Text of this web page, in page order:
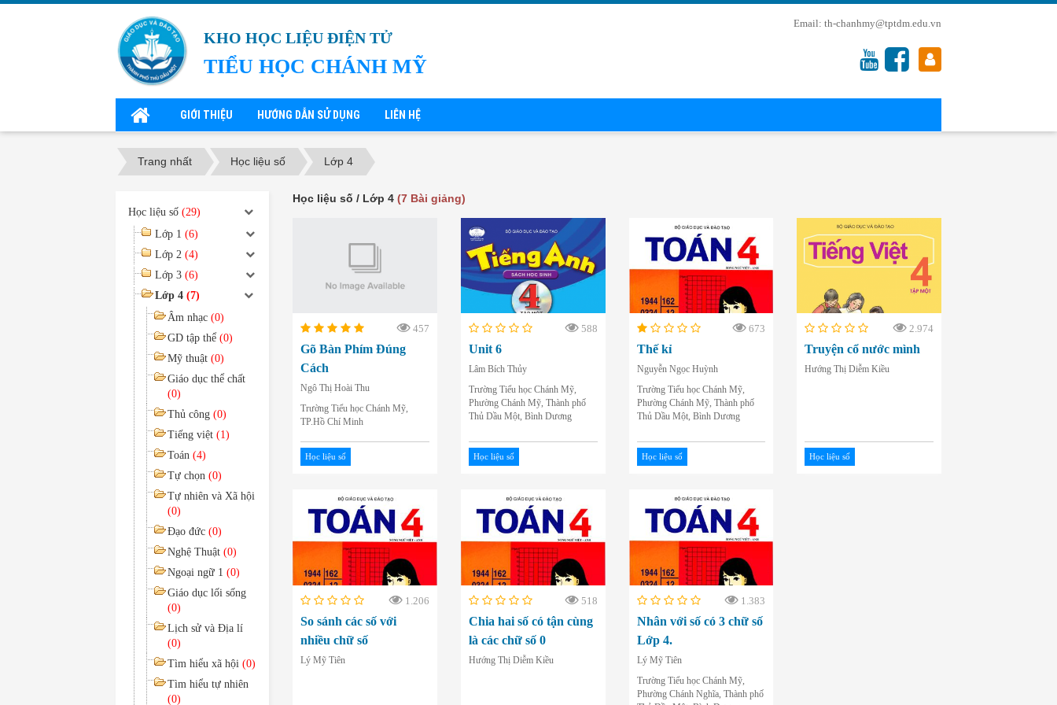
KHO HỌC LIỆU ĐIỆN TỬ
TIỂU HỌC CHÁNH MỸ
GIỚI THIỆU HƯỚNG DẪN SỬ DỤNG LIÊN HỆ
th-chanhmy@tptdm.edu.vn
Trang nhất Học liệu số Lớp 4
Học liệu số / Lớp 4 (7 Bài giảng)
457
Gõ Bàn Phím Đúng
Cách
Ngô Thị Hoài Thu
Trường Tiểu học Chánh Mỹ,
TP.Hồ Chí Minh
Học liệu số
588
Unit 6
Lâm Bích Thủy
Trường Tiểu học Chánh Mỹ,
Phường Chánh Mỹ, Thành phố
Thủ Dầu Một, Bình Dương
Học liệu số
673
Thế kỉ
Nguyễn Ngọc Huỳnh
Trường Tiểu học Chánh Mỹ,
Phường Chánh Mỹ, Thành phố
Thủ Dầu Một, Bình Dương
Học liệu số
2.974
Truyện cổ nước mình
Hướng Thị Diễm Kiều
Học liệu số
1.206
So sánh các số với
nhiều chữ số
Lý Mỹ Tiên
518
Chia hai số có tận cùng
là các chữ số 0
Hướng Thị Diễm Kiều
1.383
Nhân với số có 3 chữ số
Lớp 4.
Lý Mỹ Tiên
Trường Tiểu học Chánh Mỹ,
Phường Chánh Nghĩa, Thành phố
Học liệu số (29)
Lớp 1 (6)
Lớp 2 (4)
Lớp 3 (6)
Lớp 4 (7)
Âm nhạc (0)
GD tập thể (0)
Mỹ thuật (0)
Giáo dục thể chất
(0)
Thủ công (0)
Tiếng việt (1)
Toán (4)
Tự chọn (0)
Tự nhiên và Xã hội
(0)
Đạo đức (0)
Nghệ Thuật (0)
Ngoại ngữ 1 (0)
Giáo dục lối sống
(0)
Lịch sử và Địa lí
(0)
Tìm hiểu xã hội (0)
Tìm hiểu tự nhiên
(0)